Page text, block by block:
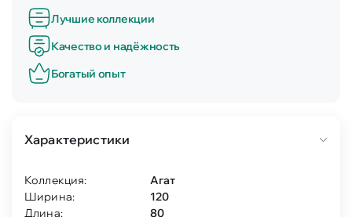
Лучшие коллекции
Качество и надёжность
Богатый опыт
Характеристики
Коллекция:
Агат
Ширина:
120
Длина:
80